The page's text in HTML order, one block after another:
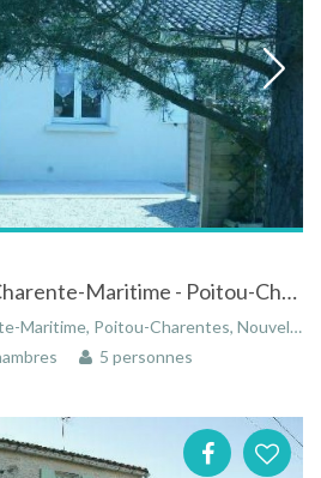
Maison à Grézac en Charente-Maritime - Poitou-Charentes tout confort dans propriété arborée
Poitou-Charentes, Nouvelle-Aquitaine, France
5 personnes